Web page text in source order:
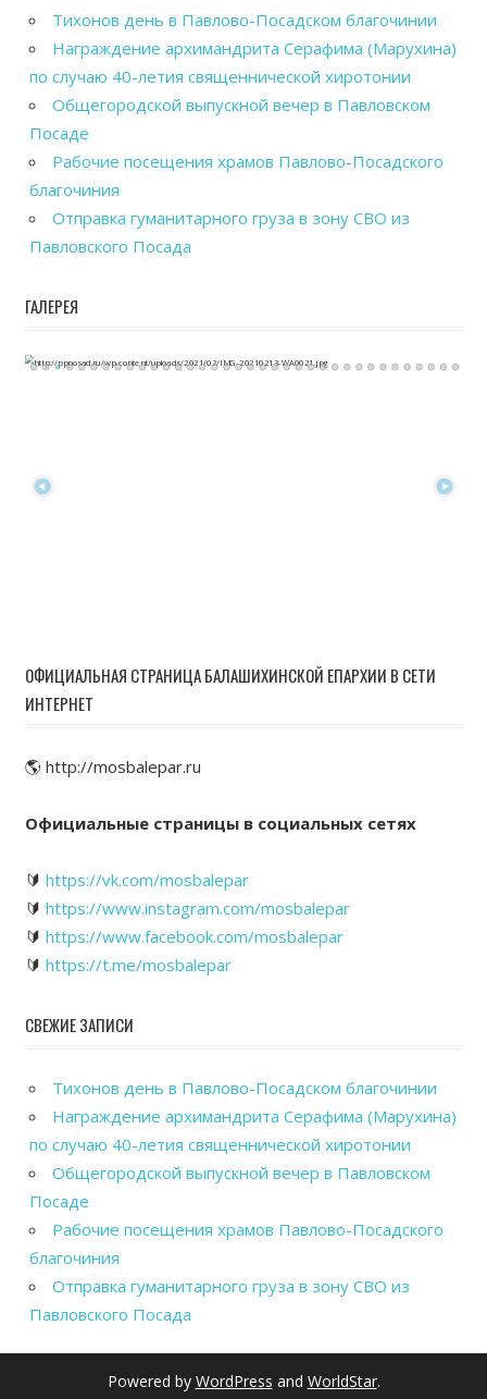
Тихонов день в Павлово-Посадском благочинии
Награждение архимандрита Серафима (Марухина)
по случаю 40-летия священнической хиротонии
Общегородской выпускной вечер в Павловском
Посаде
Рабочие посещения храмов Павлово-Посадского
благочиния
Отправка гуманитарного груза в зону СВО из
Павловского Посада
ГАЛЕРЕЯ
ОФИЦИАЛЬНАЯ СТРАНИЦА БАЛАШИХИНСКОЙ ЕПАРХИИ В СЕТИ
ИНТЕРНЕТ
🌎 http://mosbalepar.ru
Официальные страницы в социальных сетях
🔰 https://vk.com/mosbalepar
🔰 https://www.instagram.com/mosbalepar
🔰 https://www.facebook.com/mosbalepar
🔰 https://t.me/mosbalepar
СВЕЖИЕ ЗАПИСИ
Тихонов день в Павлово-Посадском благочинии
Награждение архимандрита Серафима (Марухина)
по случаю 40-летия священнической хиротонии
Общегородской выпускной вечер в Павловском
Посаде
Рабочие посещения храмов Павлово-Посадского
благочиния
Отправка гуманитарного груза в зону СВО из
Павловского Посада
Powered by WordPress and WorldStar.